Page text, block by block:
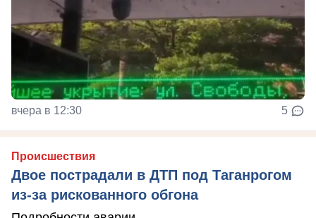
вчера в 12:30 5
Происшествия
Двое пострадали в ДТП под Таганрогом
из-за рискованного обгона